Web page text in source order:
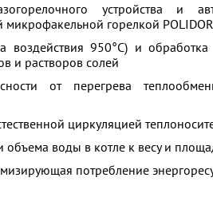
устройства и
горелкой
воздействия 950°С) и
и растворов солей
от перегрева
циркуляцией
воды в котле к весу и
потребление